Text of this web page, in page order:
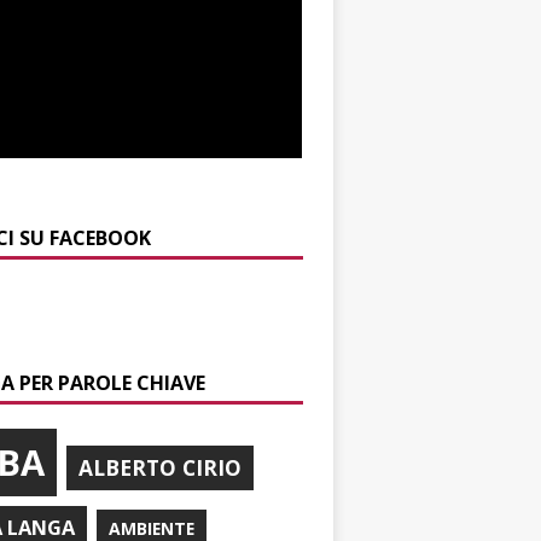
SU FACEBOOK
PER PAROLE CHIAVE
ALBERTO CIRIO
LANGA AMBIENTE